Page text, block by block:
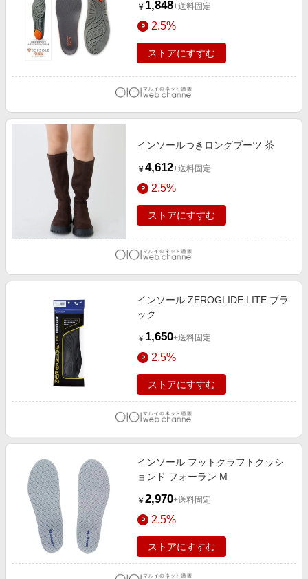
￥ 1,848+送料固定
2.5%
ストアにすすむ
インソールつきロングブーツ 茶
￥ 4,612+送料固定
2.5%
ストアにすすむ
インソール ZEROGLIDE LITE ブラ
ック
￥ 1,650+送料固定
2.5%
ストアにすすむ
インソール フットクラフトクッシ
ョンド フォーラン M
￥ 2,970+送料固定
2.5%
ストアにすすむ